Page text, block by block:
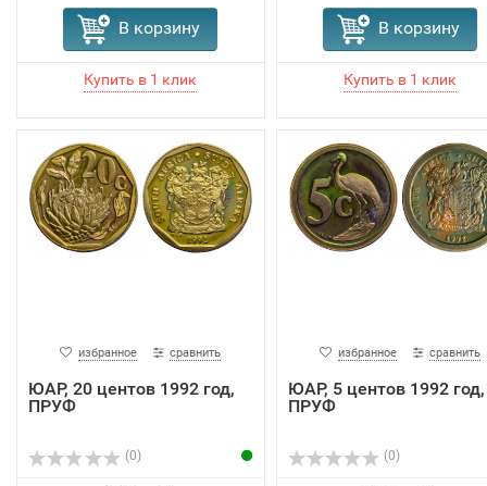
В корзину В корзину
избранное сравнить
ЮАР, 20 центов 1992 год,
ПРУФ
(0)
избранное сравнить
ЮАР, 5 центов 1992 год,
ПРУФ
(0)